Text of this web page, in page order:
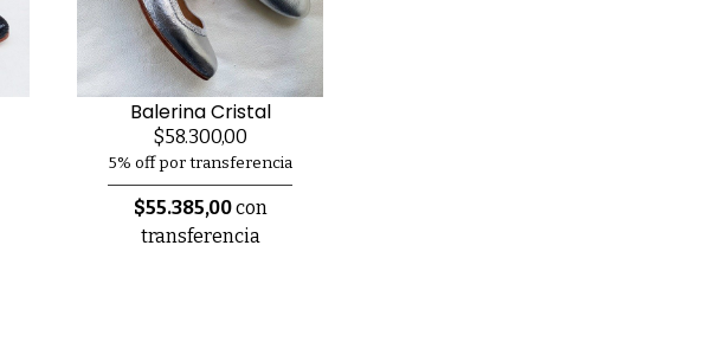
Balerina Cristal
$58.300,00
5% off por transferencia
$55.385,00con
transferencia